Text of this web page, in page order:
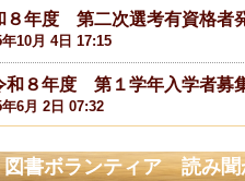
８年度 第二次選考有資格者
10月 4日 17:15
和８年度 第１学年入学者募
6月 2日 07:32
本AED財団 第７回 School
1月 8日 14:39
図書ボランティア 読み聞